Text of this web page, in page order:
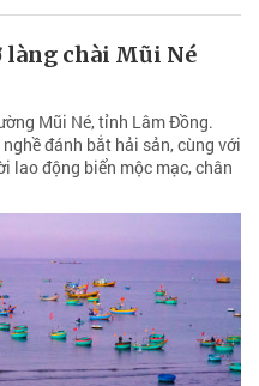
làng chài Mũi Né
Mũi Né, tỉnh Lâm Đồng.
đánh bắt hải sản, cùng với
lao động biển mộc mạc, chân